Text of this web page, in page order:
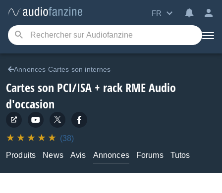
FR
Annonces Cartes son internes
Cartes son PCI/ISA + rack RME Audio
d'occasion
(38)
Produits
News Avis Annonces Forums Tutos